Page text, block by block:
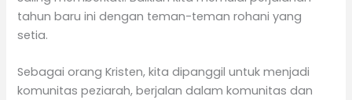
tahun baru ini dengan teman-teman rohani yang
setia.
Sebagai orang Kristen, kita dipanggil untuk menjadi
komunitas peziarah, berjalan dalam komunitas dan